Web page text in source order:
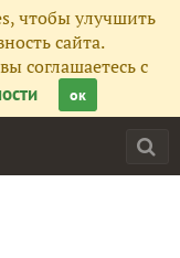
чтобы улучшить
сайта.
соглашаетесь с
ок